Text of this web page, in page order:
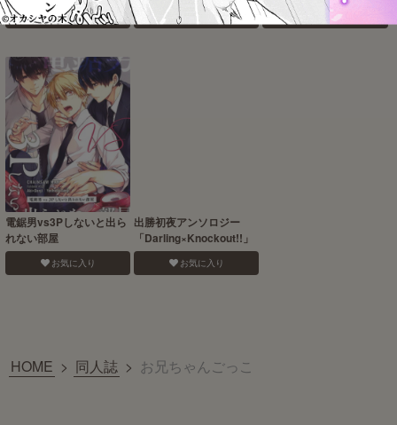
お気に入り お気に入り お気に入り
電鋸男vs3Pしないと出ら
れない部屋
お気に入り
出勝初夜アンソロジー
「Darling×Knockout!!」
お気に入り
HOME > 同人誌 > お兄ちゃんごっこ